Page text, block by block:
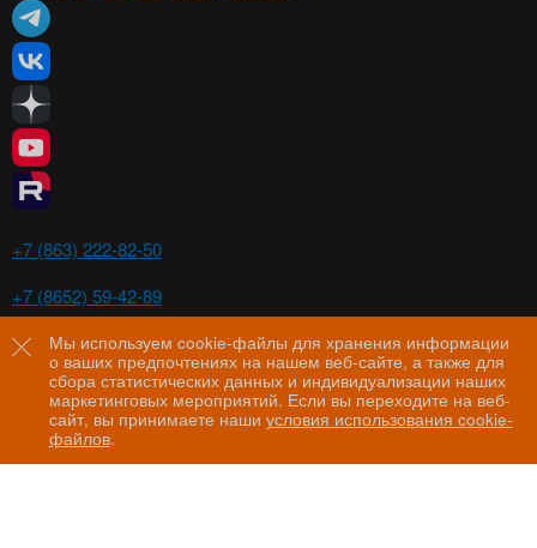
Мы используем cookie-файлы для хранения информации
о ваших предпочтениях на нашем веб-сайте, а также для
сбора статистических данных и индивидуализации наших
маркетинговых мероприятий. Если вы переходите на веб-
сайт, вы принимаете наши условия использования cookie-
файлов.
+7 (863) 222-82-50
+7 (8652) 59-42-89
Волгоград
+7 (8442) 29-00-21
Пятигорск
+7 (8793) 97-60-44